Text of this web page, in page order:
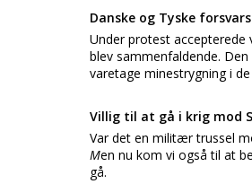
Danske og Tyske
Under protest
blev sammenfaldende.
varetage minestrygning i
Villig til at gå i krig mod
Var det en militær trussel
Men nu kom vi også til at
gå.